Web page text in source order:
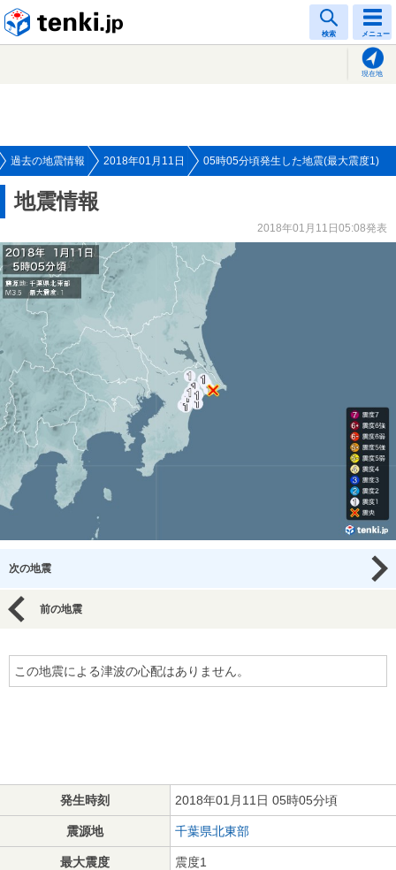
検索 メニュー
現在地
過去の地震情報 2018年01月11日 05時05分頃発生した地震(最大震度1)
地震情報
2018年01月11日05:08発表
次の地震
前の地震
この地震による津波の心配はありません。
発生時刻 2018年01月11日 05時05分頃
震源地 千葉県北東部
最大震度 震度1